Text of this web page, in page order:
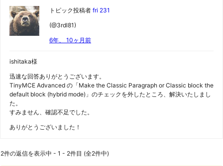
トピック投稿者 fri 231
(@3rdl81)
6年、 10ヶ月前
ishitaka様
迅速な回答ありがとうございます。
TinyMCE Advanced の「Make the Classic Paragraph or Classic block the
default block (hybrid mode)」のチェックを外したところ、解決いたしまし
た。
すみません、確認不足でした。
ありがとうございました！
2件の返信を表示中 - 1 - 2件目 (全2件中)